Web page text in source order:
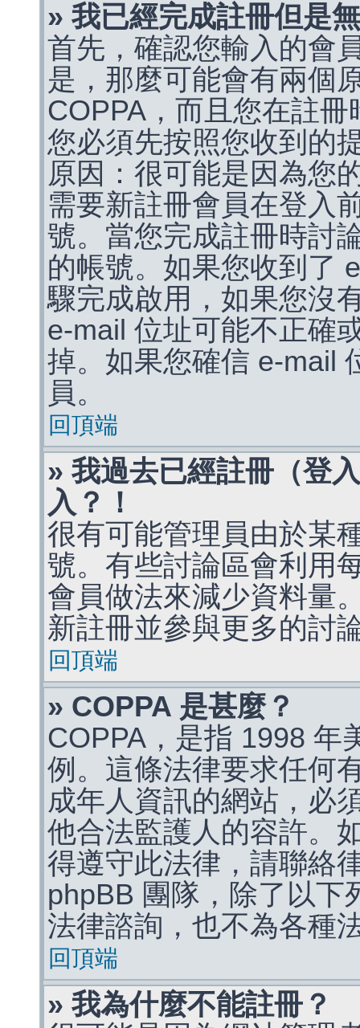
» 我已經完成註冊但是
首先，確認您輸入的會
是，那麼可能會有兩個
COPPA，而且您在註
您必須先按照您收到的
原因：很可能是因為您
需要新註冊會員在登入
號。當您完成註冊時討
的帳號。如果您收到了
驟完成啟用，如果您沒
e-mail 位址可能不正確
掉。如果您確信 e-mail
員。
回頂端
» 我過去已經註冊（登
入？！
很有可能管理員由於某
號。有些討論區會利用
會員做法來減少資料量
新註冊並參與更多的討
回頂端
» COPPA 是甚麼？
COPPA，是指 1998 年
例。這條法律要求任何
成年人資訊的網站，必
他合法監護人的容許。
得遵守此法律，請聯絡
phpBB 團隊，除了以下
法律諮詢，也不為各種
回頂端
» 我為什麼不能註冊？